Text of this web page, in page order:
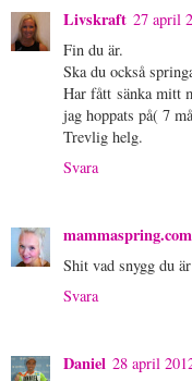
Livskraft 27 april
Fin du är.
Ska du också
Har fått sänka mitt
jag hoppats på( 7
Trevlig helg.
Svara
mammaspring.com
Shit vad snygg du
Svara
Daniel 28 april